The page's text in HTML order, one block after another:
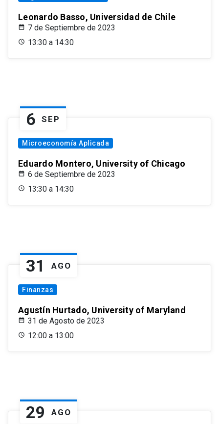
Leonardo Basso, Universidad de Chile
7 de Septiembre de 2023
13:30 a 14:30
6 SEP
Microeconomía Aplicada
Eduardo Montero, University of Chicago
6 de Septiembre de 2023
13:30 a 14:30
31 AGO
Finanzas
Agustín Hurtado, University of Maryland
31 de Agosto de 2023
12:00 a 13:00
29 AGO